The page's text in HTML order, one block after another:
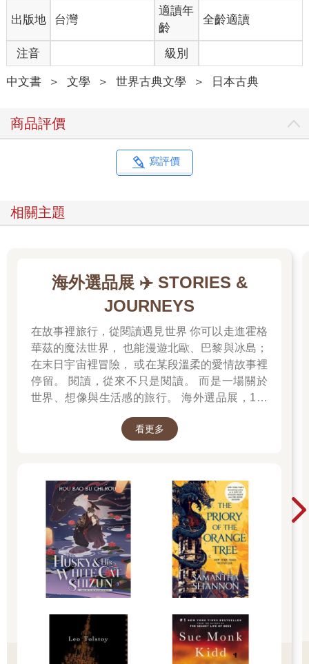
真糟糕，我忘記帶水壺了。也忘記帶素描簿。不過沒關係。反正
馬上就到天鵝站了。我真的很喜歡看天鵝。就算天鵝飛到河流的
遠處，我肯定也看得見。」之後康帕內拉把變成圓板狀的地圖轉
來轉去一直打量。在那地圖中，沿著白色的天河左岸的確有一條
鐵軌不斷往南延伸。而那個地圖最了不起的地方，就是漆黑如夜
的圓盤上，每個車站及三角標、泉水，與森林，都分別鑲嵌了藍
圖。
「你這份地圖是在哪買的？這是黑曜石做的吧？」喬凡尼問。
「噢，我大概是錯過了銀河站吧。我們現在的位置，是這裡
「沒錯。咦，那個河岸是月夜嗎？」
朝那邊一看，發出淺藍光芒的銀河畔，一整片銀色的天空芒草正
〈星星巡行之歌〉的旋律，一邊拼命伸長脖子試圖看清天河之
澈的河水比玻璃和氫氣更加晶瑩剔透，許是眼睛的錯覺，不時好
像還會掀起紫色微波或像彩虹一樣閃爍光芒，然後就此無聲流
逝。原野上到處都有美麗的磷光三角標豎立。遠處的看似渺小，
近處的顯得巨大，遠處的發出橙色與黃色光芒格外清晰，近處的
發出淡藍色光芒略顯模糊，或三角形或方形，或為閃電或鎖鏈
形，形形色色各不相同，在整片原野上發光。喬凡尼簡直興奮極
了，拼命甩頭。那一刻，美麗原野中閃耀藍色與橙色各種光芒的
三角標好像也在呼吸，隨之微微搖晃顫動。
「我真的已經來到天空原野了。」喬凡尼說。
「大概是燃燒酒精或用電力吧。」康帕內拉說。
空咚空咚空咚，這輛美麗的小火車奔馳在隨風翻飛的天空芒草
中，奔馳在天河之水及三角點的淡藍色微光中，永無止境地不斷
「啊，龍膽花開了，已經是秋天了呢。」康帕內拉指著窗外說。
鐵軌邊的低矮草叢中，開著彷彿是用月長石鐫刻的美麗紫色龍膽
「我可以表演跳下車去摘那朵花，然後再跳上車給你看。」喬凡
尼躍躍欲試說。
「不行。花早已落到火車後面一大截了。」
康帕內拉話還沒說完，下一朵龍膽花又光華耀眼地閃過窗外。
正在這麼想時，無數的黃底杯狀龍膽花已一朵接一朵如湧泉如暴
雨般掠過眼前，成排的三角標似煙霧又似烈焰，越發閃亮地挺
出版地 台灣
適讀年
齡
全齡適讀
注音 級別
中文書 ＞ 文學 ＞ 世界古典文學 ＞ 日本古典
商品評價
寫評價
相關主題
海外選品展 ✈️ STORIES &
JOURNEYS
在故事裡旅行，從閱讀遇見世界 你可以走進霍格
華茲的魔法世界， 也能漫遊北歐、巴黎與冰島；
在末日宇宙裡冒險， 或在某段溫柔的愛情故事裡
停留。 閱讀，從來不只是閱讀。 而是一場關於
世界、想像與生活感的旅行。 海外選品展，1折
起 限量空運商品，先搶先贏 週週商品更新
看更多